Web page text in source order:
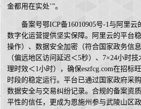
金都用在实处’”。
备案号鄂ICP备16010905号-1与阿里
数字化运营提供坚实保障。阿里云的平台
操作）、数据安全加密（符合国家政务信
（偏远地区访问延迟＜5秒）、7×24小时
理时效＜1小时），确保eszfcg.com在招标
时段的稳定运行。平台已通过国家政府采
数据安全与交易纠纷记录。合规的备案资
平性的信任，更成为恩施州参与武陵山区